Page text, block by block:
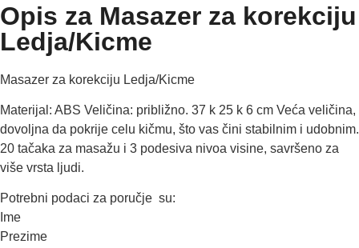
Opis za Masazer za korekciju
Ledja/Kicme
Masazer za korekciju Ledja/Kicme
Materijal: ABS Veličina: približno. 37 k 25 k 6 cm Veća veličina,
dovoljna da pokrije celu kičmu, što vas čini stabilnim i udobnim.
20 tačaka za masažu i 3 podesiva nivoa visine, savršeno za
više vrsta ljudi.
Potrebni podaci za poručje su:
Ime
Prezime